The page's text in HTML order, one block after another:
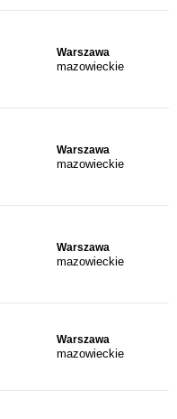
Warszawa
mazowieckie
Warszawa
mazowieckie
Warszawa
mazowieckie
Warszawa
mazowieckie